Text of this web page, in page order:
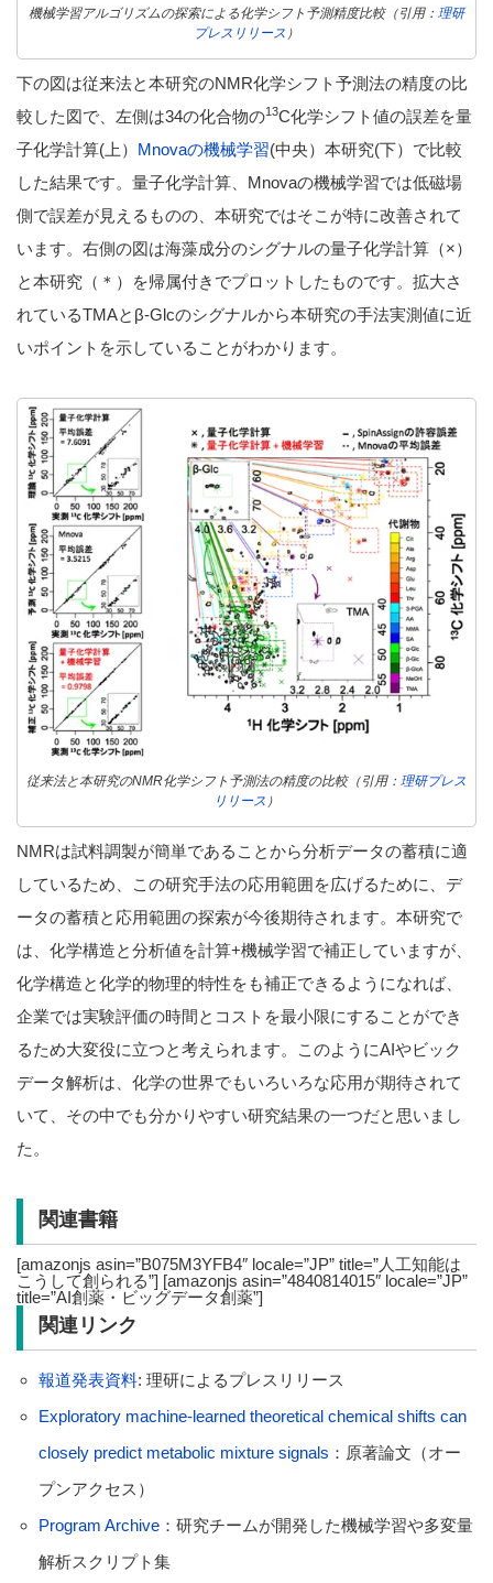
機械学習アルゴリズムの探索による化学シフト予測精度比較（引用： 理研
プレスリリース ）
下の図は従来法と本研究のNMR化学シフト予測法の精度の比
較した図で、左側は34の化合物の13C化学シフト値の誤差を量
子化学計算(上） Mnovaの機械学習(中央）本研究(下）で比較
した結果です。量子化学計算、Mnovaの機械学習では低磁場
側で誤差が見えるものの、本研究ではそこが特に改善されて
います。右側の図は海藻成分のシグナルの量子化学計算（×）
と本研究（＊）を帰属付きでプロットしたものです。拡大さ
れているTMAとβ-Glcのシグナルから本研究の手法実測値に近
いポイントを示していることがわかります。
従来法と本研究のNMR化学シフト予測法の精度の比較（引用： 理研プレス
リリース ）
NMRは試料調製が簡単であることから分析データの蓄積に適
しているため、この研究手法の応用範囲を広げるために、デ
ータの蓄積と応用範囲の探索が今後期待されます。本研究で
は、化学構造と分析値を計算+機械学習で補正していますが、
化学構造と化学的物理的特性をも補正できるようになれば、
企業では実験評価の時間とコストを最小限にすることができ
るため大変役に立つと考えられます。このようにAIやビック
データ解析は、化学の世界でもいろいろな応用が期待されて
いて、その中でも分かりやすい研究結果の一つだと思いまし
た。
関連書籍
[amazonjs asin=”B075M3YFB4″ locale=”JP” title=”人工知能は
こうして創られる”] [amazonjs asin=”4840814015″ locale=”JP”
title=”AI創薬・ビッグデータ創薬”]
関連リンク
報道発表資料: 理研によるプレスリリース
Exploratory machine-learned theoretical chemical shifts can
closely predict metabolic mixture signals ：原著論文（オー
プンアクセス）
Program Archive：研究チームが開発した機械学習や多変量
解析スクリプト集